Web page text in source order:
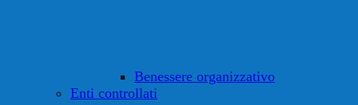
Benessere organizzativo
Enti controllati